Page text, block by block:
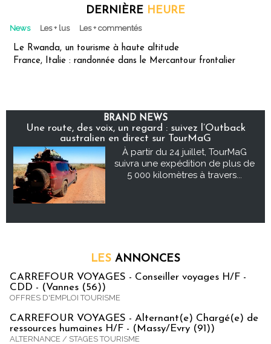
DERNIÈRE HEURE
News Les + lus Les + commentés
Le Rwanda, un tourisme à haute altitude
France, Italie : randonnée dans le Mercantour frontalier
BRAND NEWS
Une route, des voix, un regard : suivez l’Outback
australien en direct sur TourMaG
À partir du 24 juillet, TourMaG
suivra une expédition de plus de
5 000 kilomètres à travers...
LES ANNONCES
CARREFOUR VOYAGES - Conseiller voyages H/F -
CDD - (Vannes (56))
OFFRES D'EMPLOI TOURISME
CARREFOUR VOYAGES - Alternant(e) Chargé(e) de
ressources humaines H/F - (Massy/Evry (91))
ALTERNANCE / STAGES TOURISME